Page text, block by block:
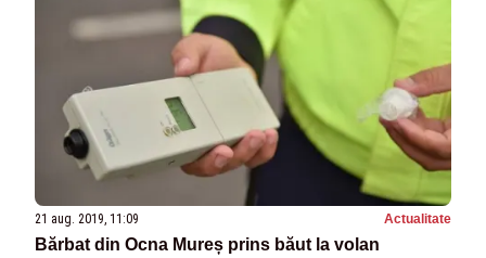
21 aug. 2019, 11:09 Actualitate
Bărbat din Ocna Mureș prins băut la volan